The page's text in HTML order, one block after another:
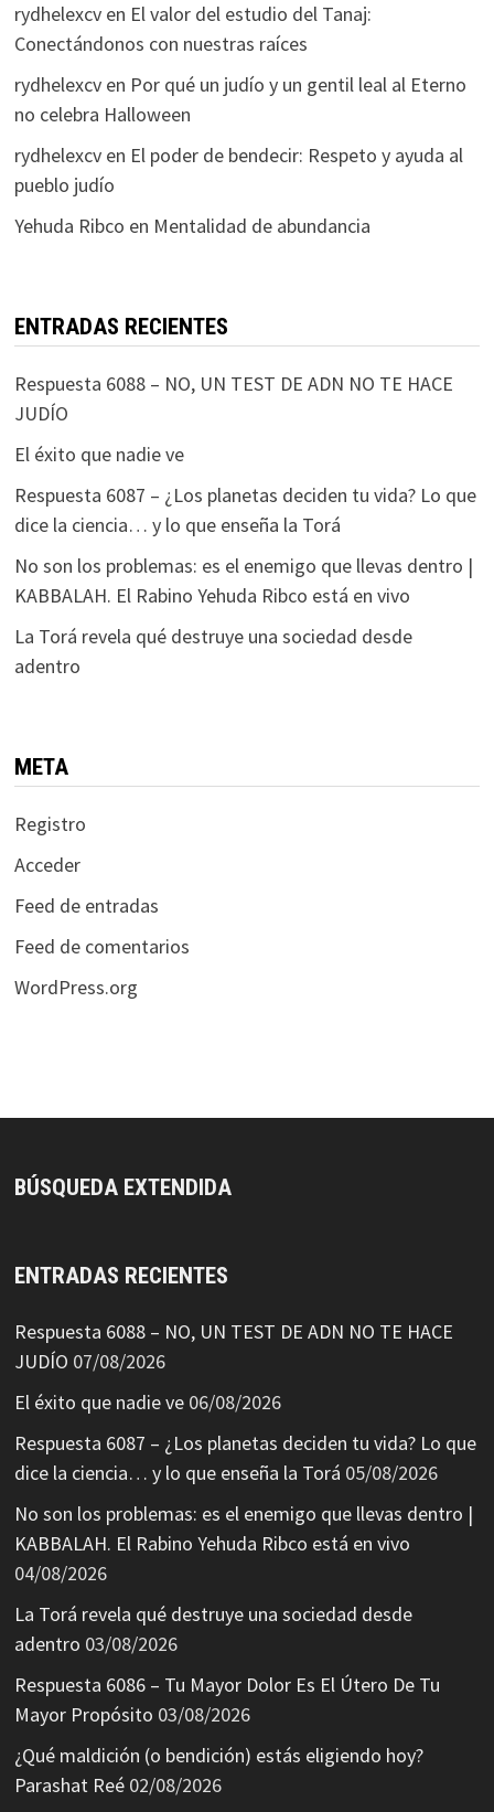
rydhelexcven El valor del estudio del Tanaj:
Conectándonos con nuestras raíces
rydhelexcven Por qué un judío y un gentil leal al Eterno
no celebra Halloween
rydhelexcven El poder de bendecir: Respeto y ayuda al
pueblo judío
Yehuda Ribco en Mentalidad de abundancia
ENTRADAS RECIENTES
Respuesta 6088 – NO, UN TEST DE ADN NO TE HACE
JUDÍO
El éxito que nadie ve
Respuesta 6087 – ¿Los planetas deciden tu vida? Lo que
dice la ciencia… y lo que enseña la Torá
No son los problemas: es el enemigo que llevas dentro |
KABBALAH. El Rabino Yehuda Ribco está en vivo
La Torá revela qué destruye una sociedad desde
adentro
META
Registro
Acceder
Feed de entradas
Feed de comentarios
WordPress.org
BÚSQUEDA EXTENDIDA
ENTRADAS RECIENTES
Respuesta 6088 – NO, UN TEST DE ADN NO TE HACE
JUDÍO 07/08/2026
El éxito que nadie ve 06/08/2026
Respuesta 6087 – ¿Los planetas deciden tu vida? Lo que
dice la ciencia… y lo que enseña la Torá 05/08/2026
No son los problemas: es el enemigo que llevas dentro |
KABBALAH. El Rabino Yehuda Ribco está en vivo
04/08/2026
La Torá revela qué destruye una sociedad desde
adentro 03/08/2026
Respuesta 6086 – Tu Mayor Dolor Es El Útero De Tu
Mayor Propósito 03/08/2026
¿Qué maldición (o bendición) estás eligiendo hoy?
Parashat Reé 02/08/2026